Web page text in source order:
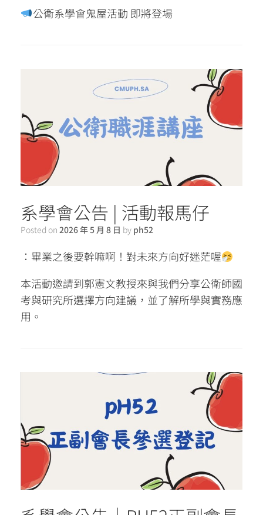
公衛系學會鬼屋活動 即將登場
系學會公告 | 活動報馬仔
Posted on 2026 年 5 月 8 日 by ph52
：畢業之後要幹嘛啊！對未來方向好迷茫喔
本活動邀請到郭憲文教授來與我們分享公衛師國
考與研究所選擇方向建議，並了解所學與實務應
用。